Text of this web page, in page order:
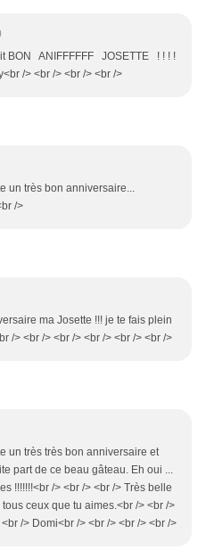
BON ANIFFFFFF JOSETTE ! ! ! !
/> <br /> <br /> <br />
un très bon anniversaire...
/>
ma Josette !!! je te fais plein
/> <br /> <br /> <br /> <br /> <br />
un très très bon anniversaire et
part de ce beau gâteau. Eh oui ...
!!!!!!!<br /> <br /> <br /> Très belle
ceux que tu aimes.<br /> <br />
/> Domi<br /> <br /> <br /> <br />